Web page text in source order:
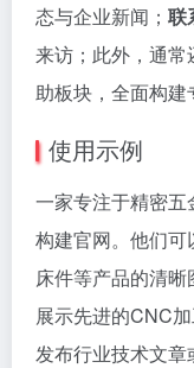
态与企业新闻； 联
来访；此外，通常
助板块，全面构建
使用示例
一家专注于精密
构建官网。他们可
床件等产品的清晰
展示先进的CNC
发布行业技术文